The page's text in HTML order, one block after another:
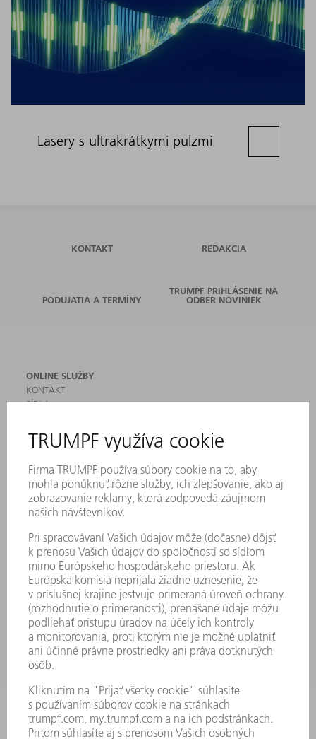
Lasery s ultrakrátkymi pulzmi
KONTAKT REDAKCIA
PODUJATIA A TERMÍNY
TRUMPF PRIHLÁSENIE NA
ODBER NOVINIEK
ONLINE SLUŽBY
KONTAKT
SÍDLA
PRIHLÁSENIE NA ODBER NOVINIEK
KARTA BEZPEČNOSTNÝCH ÚDAJOV
STROJE & SYSTÉMY
LASER
VÝKONOVÁ ELEKTRONIKA
ELEKTRICKÉ RUČNÉ NÁRADIE
SMART FACTORY
SOFTVÉR
SLUŽBY
APLIKÁCIE
ODVETVIA
PODNIK
KARIÉRA
PONUKY PRACOVNÝCH MIEST
PROFIL FIRMY
PREDSTAVENSTVO
SPRÁVA O HOSPODÁRENÍ
FIREMNÉ PRINCÍPY
ZHODA
SYSTÉM OZNAMOVANIA
SECURITY